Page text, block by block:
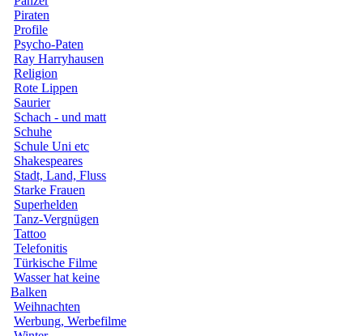
Piraten
Profile
Psycho-Paten
Ray Harryhausen
Religion
Rote Lippen
Saurier
Schach - und matt
Schuhe
Schule Uni etc
Shakespeares
Stadt, Land, Fluss
Starke Frauen
Superhelden
Tanz-Vergnügen
Tattoo
Telefonitis
Türkische Filme
Wasser hat keine
Balken
Weihnachten
Werbung, Werbefilme